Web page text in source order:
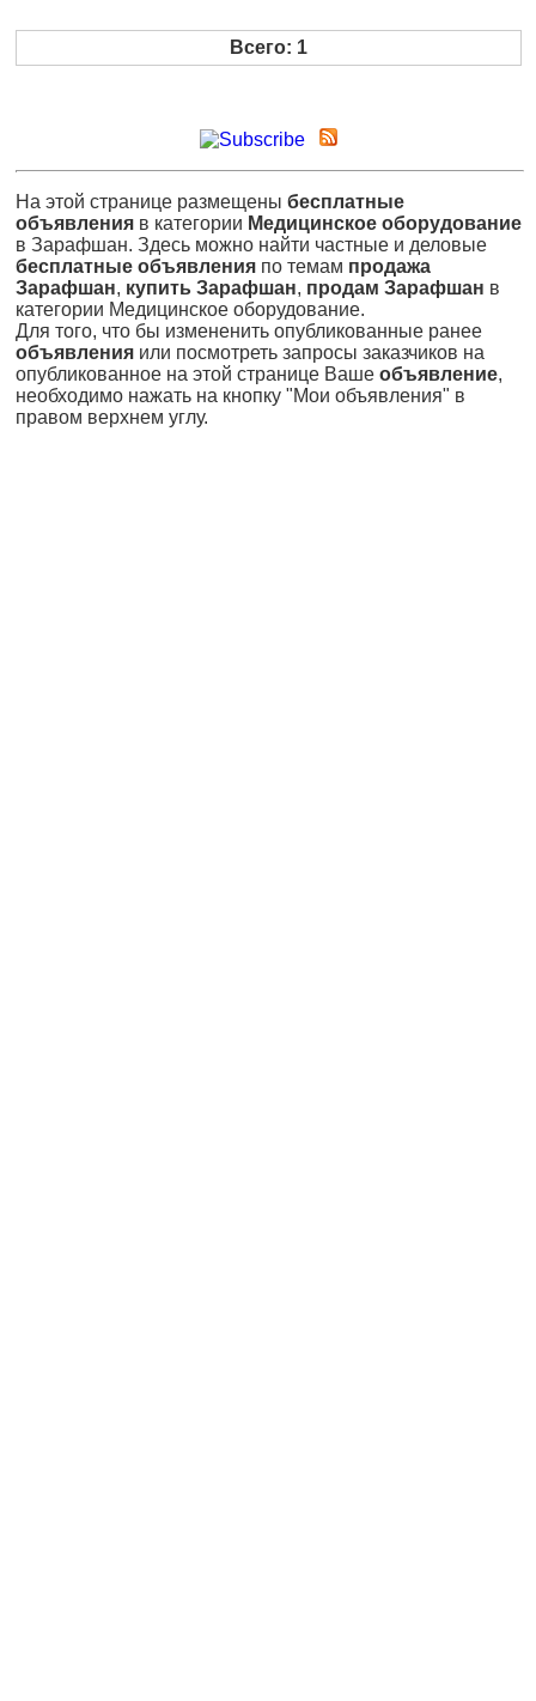
Всего: 1
На этой странице размещены бесплатные
объявления в категории Медицинское оборудование
в Зарафшан. Здесь можно найти частные и деловые
бесплатные объявления по темам продажа
Зарафшан, купить Зарафшан, продам Зарафшан в
категории Медицинское оборудование.
Для того, что бы измененить опубликованные ранее
объявления или посмотреть запросы заказчиков на
опубликованное на этой странице Ваше объявление,
необходимо нажать на кнопку "Мои объявления" в
правом верхнем углу.